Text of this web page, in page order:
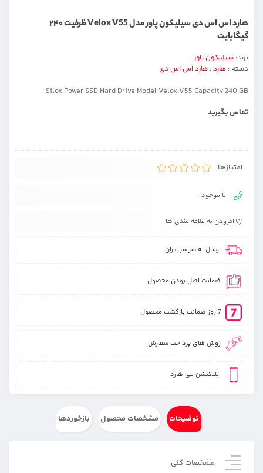
هارد اس اس دی سیلیکون پاور مدل Velox V55 ظرفیت ۲۴۰
گیگابایت
برند: سیلیکون پاور
دسته : هارد ,هارد اس اس دی
Silox Power SSD Hard Drive Model Velox V55 Capacity 240 GB
تماس بگیرید
امتیازها
نا موجود
افزودن به علاقه مندی ها
ارسال به سراسر ایران
ضمانت اصل بودن محصول
7 روز ضمانت بازگشت محصول
روش های پرداخت سفارش
اپلیکیشن می هارد
توضیحات مشخصات محصول بازخوردها
مشخصات کلی